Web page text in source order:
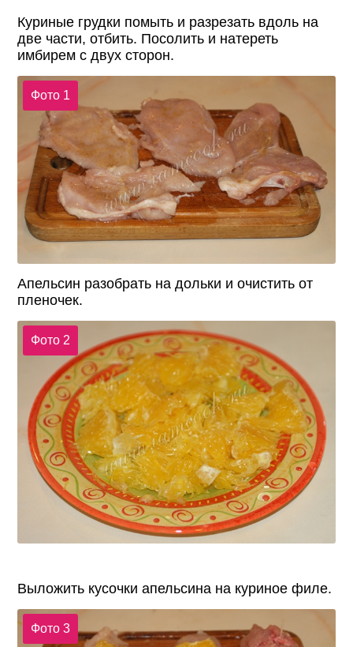
Куриные грудки помыть и разрезать вдоль на
две части, отбить. Посолить и натереть
имбирем с двух сторон.
Фото 1
Апельсин разобрать на дольки и очистить от
пленочек.
Фото 2
Выложить кусочки апельсина на куриное филе.
Фото 3